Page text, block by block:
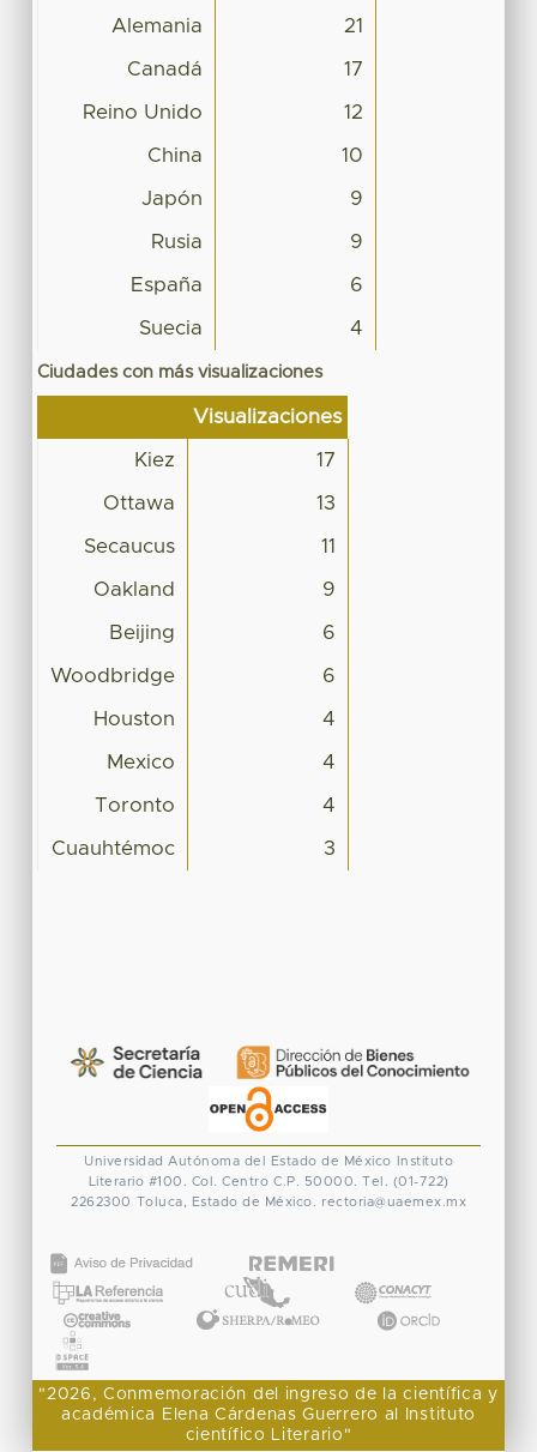
Alemania 21
Canadá 17
Reino Unido 12
China 10
Japón 9
Rusia 9
España 6
Suecia 4
Ciudades con más visualizaciones
Visualizaciones
Kiez 17
Ottawa 13
Secaucus 11
Oakland 9
Beijing 6
Woodbridge 6
Houston 4
Mexico 4
Toronto 4
Cuauhtémoc 3
Universidad Autónoma del Estado de México
Instituto
Literario #100. Col. Centro C.P. 50000. Tel. (01-722)
2262300 Toluca, Estado de México. rectoria@uaemex.mx
"2026, Conmemoración del ingreso de la científica y
académica Elena Cárdenas Guerrero al Instituto
científico Literario"